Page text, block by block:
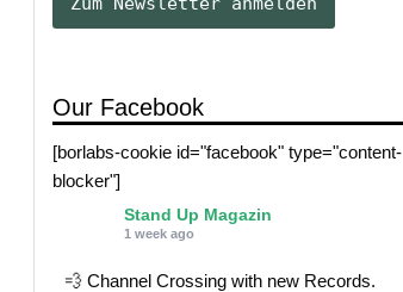
Our Facebook
[borlabs-cookie id="facebook" type="content-
blocker"]
Stand Up Magazin
1 week ago
💨 Channel Crossing with new Records.